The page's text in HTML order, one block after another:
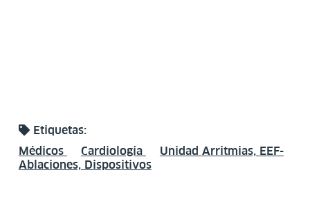
Etiquetas:
Médicos
Cardiología
Unidad Arritmias, EEF-
Ablaciones, Dispositivos